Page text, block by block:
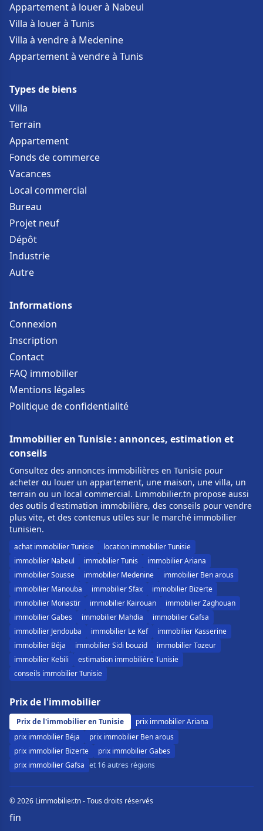
Appartement à louer à Nabeul
Villa à louer à Tunis
Villa à vendre à Medenine
Appartement à vendre à Tunis
Types de biens
Villa
Terrain
Appartement
Fonds de commerce
Vacances
Local commercial
Bureau
Projet neuf
Dépôt
Industrie
Autre
Informations
Connexion
Inscription
Contact
FAQ immobilier
Mentions légales
Politique de confidentialité
Immobilier en Tunisie : annonces, estimation et
conseils
Consultez des annonces immobilières en Tunisie pour
acheter ou louer un appartement, une maison, une villa, un
terrain ou un local commercial. Limmobilier.tn propose aussi
des outils d'estimation immobilière, des conseils pour vendre
plus vite, et des contenus utiles sur le marché immobilier
tunisien.
achat immobilier Tunisie
location immobilier Tunisie
immobilier Nabeul
immobilier Tunis
immobilier Ariana
immobilier Sousse
immobilier Medenine
immobilier Ben arous
immobilier Manouba
immobilier Sfax
immobilier Bizerte
immobilier Monastir
immobilier Kairouan
immobilier Zaghouan
immobilier Gabes
immobilier Mahdia
immobilier Gafsa
immobilier Jendouba
immobilier Le Kef
immobilier Kasserine
immobilier Béja
immobilier Sidi bouzid
immobilier Tozeur
immobilier Kebili
estimation immobilière Tunisie
conseils immobilier Tunisie
Prix de l'immobilier
Prix de l'immobilier en Tunisie
prix immobilier Ariana
prix immobilier Béja
prix immobilier Ben arous
prix immobilier Bizerte
prix immobilier Gabes
prix immobilier Gafsa et 16 autres régions
© 2026 Limmobilier.tn - Tous droits réservés
fin